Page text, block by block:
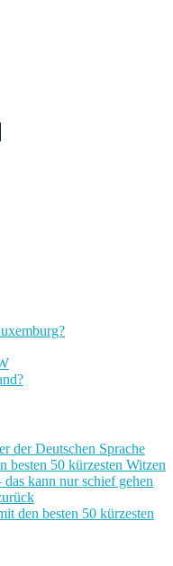
der Deutschen Sprache
besten 50 kürzesten Witzen
kann nur schief gehen
den besten 50 kürzesten